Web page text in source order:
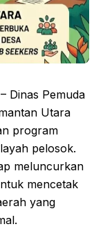
Dinas Pemuda
Utara
program
pelosok.
meluncurkan
mencetak
yang